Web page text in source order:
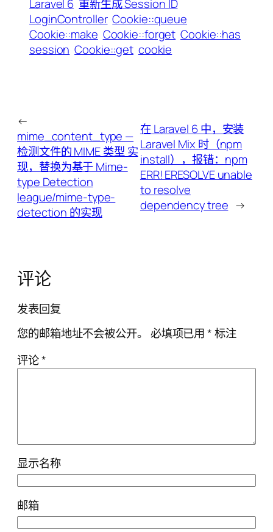
Laravel 6 重新生成 Session ID
LoginController Cookie::queue
Cookie::make Cookie::forget Cookie::has
session Cookie::get cookie
←
mime_content_type —
检测文件的 MIME 类型 实
现，替换为基于 Mime-
type Detection
league/mime-type-
detection 的实现
在 Laravel 6 中，安装
Laravel Mix 时（npm
install），报错：npm
ERR! ERESOLVE unable
to resolve
dependency tree →
评论
发表回复
您的邮箱地址不会被公开。 必填项已用*标注
评论*
显示名称
邮箱